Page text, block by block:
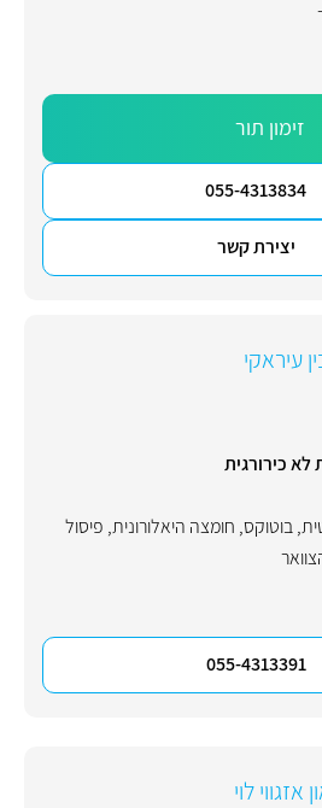
זימון תור
055-4313834
יצירת קשר
עיראקי
כירורגית
,בוטוקס, חומצה היאלורונית, פיסול
055-4313391
אזגווי לוי